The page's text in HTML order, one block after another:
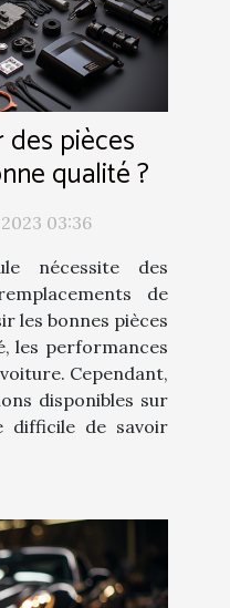
pièces
qualité ?
03:36
nécessite des
de
les bonnes pièces
les performances
Cependant,
disponibles sur
difficile de savoir